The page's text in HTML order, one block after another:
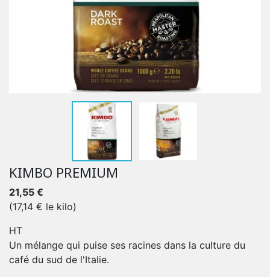
KIMBO PREMIUM
21,55 €
(17,14 € le kilo)
HT
Un mélange qui puise ses racines dans la culture du
café du sud de l'Italie.